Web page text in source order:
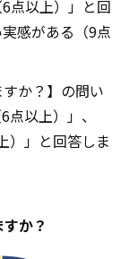
点以上）」と回
感がある（9点
か？】の問い
以上）」、
）」と回答しま
か？